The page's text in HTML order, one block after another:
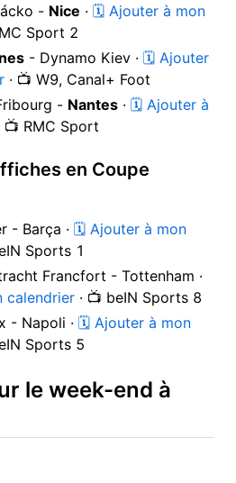
- Nice · 🗓 Ajouter à mon
Sport 2
- Dynamo Kiev · 🗓 Ajouter
· 📺 W9, Canal+ Foot
- Nantes · 🗓 Ajouter à
📺 RMC Sport
en Coupe
- Barça · 🗓 Ajouter à mon
Sports 1
Francfort - Tottenham ·
calendrier · 📺 beIN Sports 8
- Napoli · 🗓 Ajouter à mon
Sports 5
le week-end à